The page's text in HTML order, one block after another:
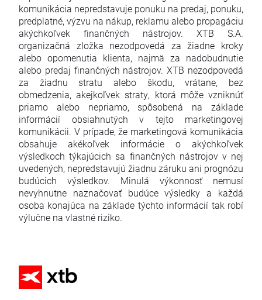
komunikácia nepredstavuje ponuku na predaj, ponuku,
predplatné, výzvu na nákup, reklamu alebo propagáciu
akýchkoľvek finančných nástrojov. XTB S.A.
organizačná zložka nezodpovedá za žiadne kroky
alebo opomenutia klienta, najmä za nadobudnutie
alebo predaj finančných nástrojov. XTB nezodpovedá
za žiadnu stratu alebo škodu, vrátane, bez
obmedzenia, akejkoľvek straty, ktorá môže vzniknúť
priamo alebo nepriamo, spôsobená na základe
informácií obsiahnutých v tejto marketingovej
komunikácii. V prípade, že marketingová komunikácia
obsahuje akékoľvek informácie o akýchkoľvek
výsledkoch týkajúcich sa finančných nástrojov v nej
uvedených, nepredstavujú žiadnu záruku ani prognózu
budúcich výsledkov. Minulá výkonnosť nemusí
nevyhnutne naznačovať budúce výsledky a každá
osoba konajúca na základe týchto informácií tak robí
výlučne na vlastné riziko.